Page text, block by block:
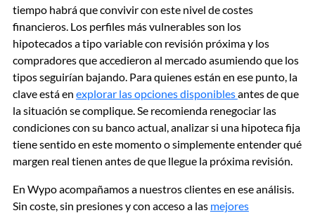
tiempo habrá que convivir con este nivel de costes
financieros. Los perfiles más vulnerables son los
hipotecados a tipo variable con revisión próxima y los
compradores que accedieron al mercado asumiendo que los
tipos seguirían bajando. Para quienes están en ese punto, la
clave está en explorar las opciones disponiblesantes de que
la situación se complique. Se recomienda renegociar las
condiciones con su banco actual, analizar si una hipoteca fija
tiene sentido en este momento o simplemente entender qué
margen real tienen antes de que llegue la próxima revisión.
En Wypo acompañamos a nuestros clientes en ese análisis.
Sin coste, sin presiones y con acceso a las mejores